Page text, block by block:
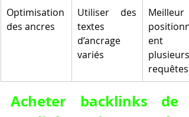
Optimisation
des ancres
Utiliser des
textes
d’ancrage
variés
Meilleur
ent
plusieurs
requêtes
Acheter backlinks de